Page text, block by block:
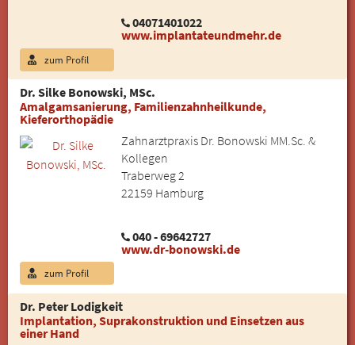
04071401022
www.implantateundmehr.de
zum Profil
Dr. Silke Bonowski, MSc.
Amalgamsanierung, Familienzahnheilkunde,
Kieferorthopädie
Zahnarztpraxis Dr. Bonowski MM.Sc. &
Kollegen
Traberweg 2
22159 Hamburg
040 - 69642727
www.dr-bonowski.de
zum Profil
Dr. Peter Lodigkeit
Implantation, Suprakonstruktion und Einsetzen aus
einer Hand